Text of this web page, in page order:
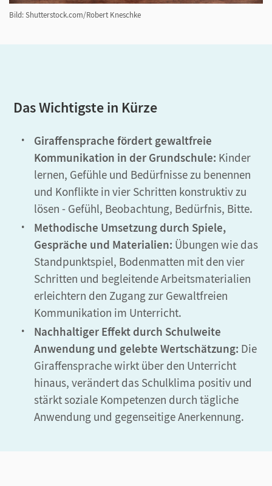
Bild: Shutterstock.com/Robert Kneschke
Das Wichtigste in Kürze
Giraffensprache fördert gewaltfreie
Kommunikation in der Grundschule: Kinder
lernen, Gefühle und Bedürfnisse zu benennen
und Konflikte in vier Schritten konstruktiv zu
lösen - Gefühl, Beobachtung, Bedürfnis, Bitte.
Methodische Umsetzung durch Spiele,
Gespräche und Materialien: Übungen wie das
Standpunktspiel, Bodenmatten mit den vier
Schritten und begleitende Arbeitsmaterialien
erleichtern den Zugang zur Gewaltfreien
Kommunikation im Unterricht.
Nachhaltiger Effekt durch Schulweite
Anwendung und gelebte Wertschätzung: Die
Giraffensprache wirkt über den Unterricht
hinaus, verändert das Schulklima positiv und
stärkt soziale Kompetenzen durch tägliche
Anwendung und gegenseitige Anerkennung.